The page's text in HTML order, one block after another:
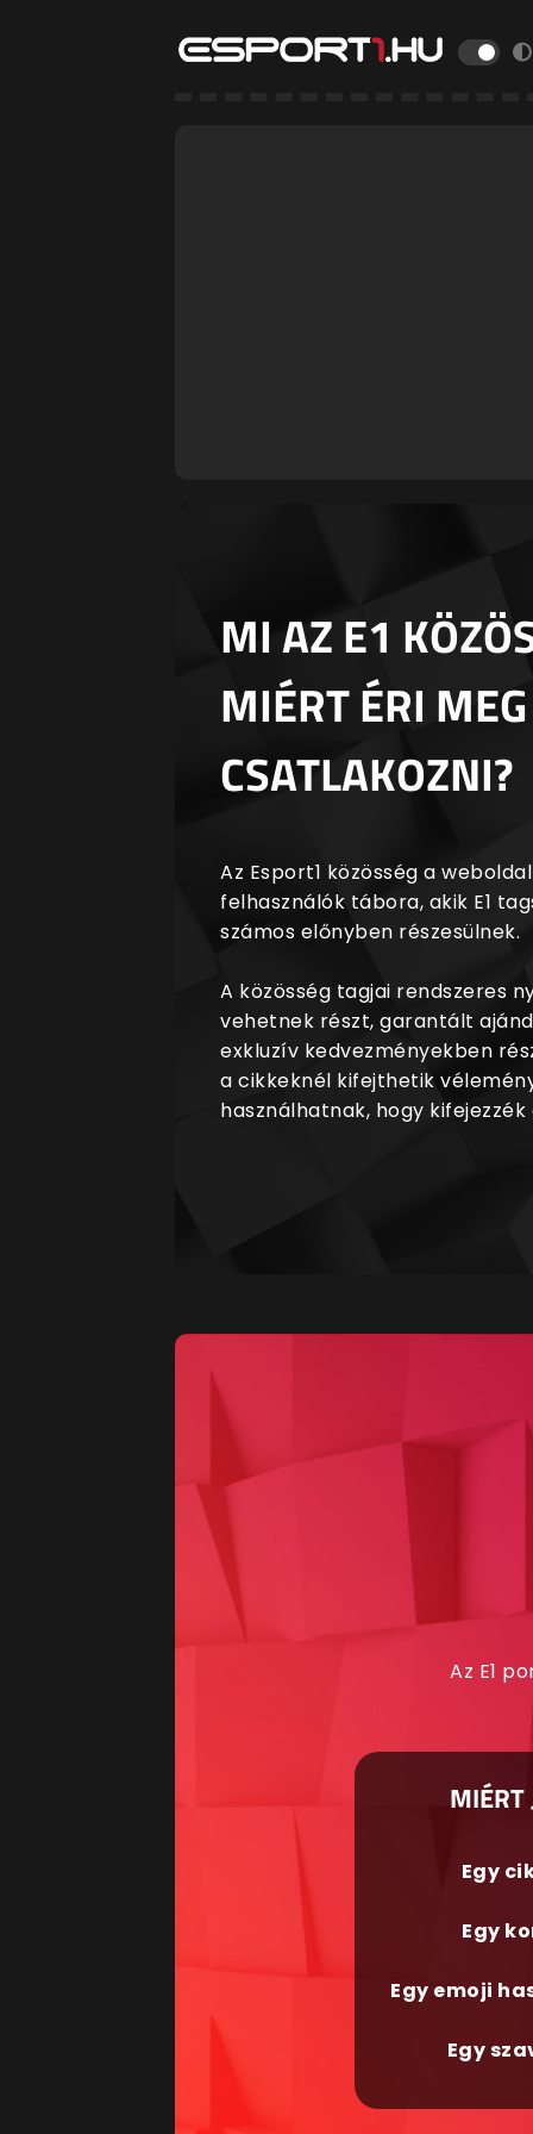
MI AZ E1
MIÉRT ÉRI MEG
CSATLAKOZNI?
Az Esport1 közösség a
felhasználók tábora, akik E1
számos előnyben részesülnek.
A közösség tagjai rendszeres
vehetnek részt, garantált
exkluzív kedvezményekben
a cikkeknél kifejthetik
használhatnak, hogy
Az E1
MIÉRT
Egy
Egy
Egy emoji
Egy